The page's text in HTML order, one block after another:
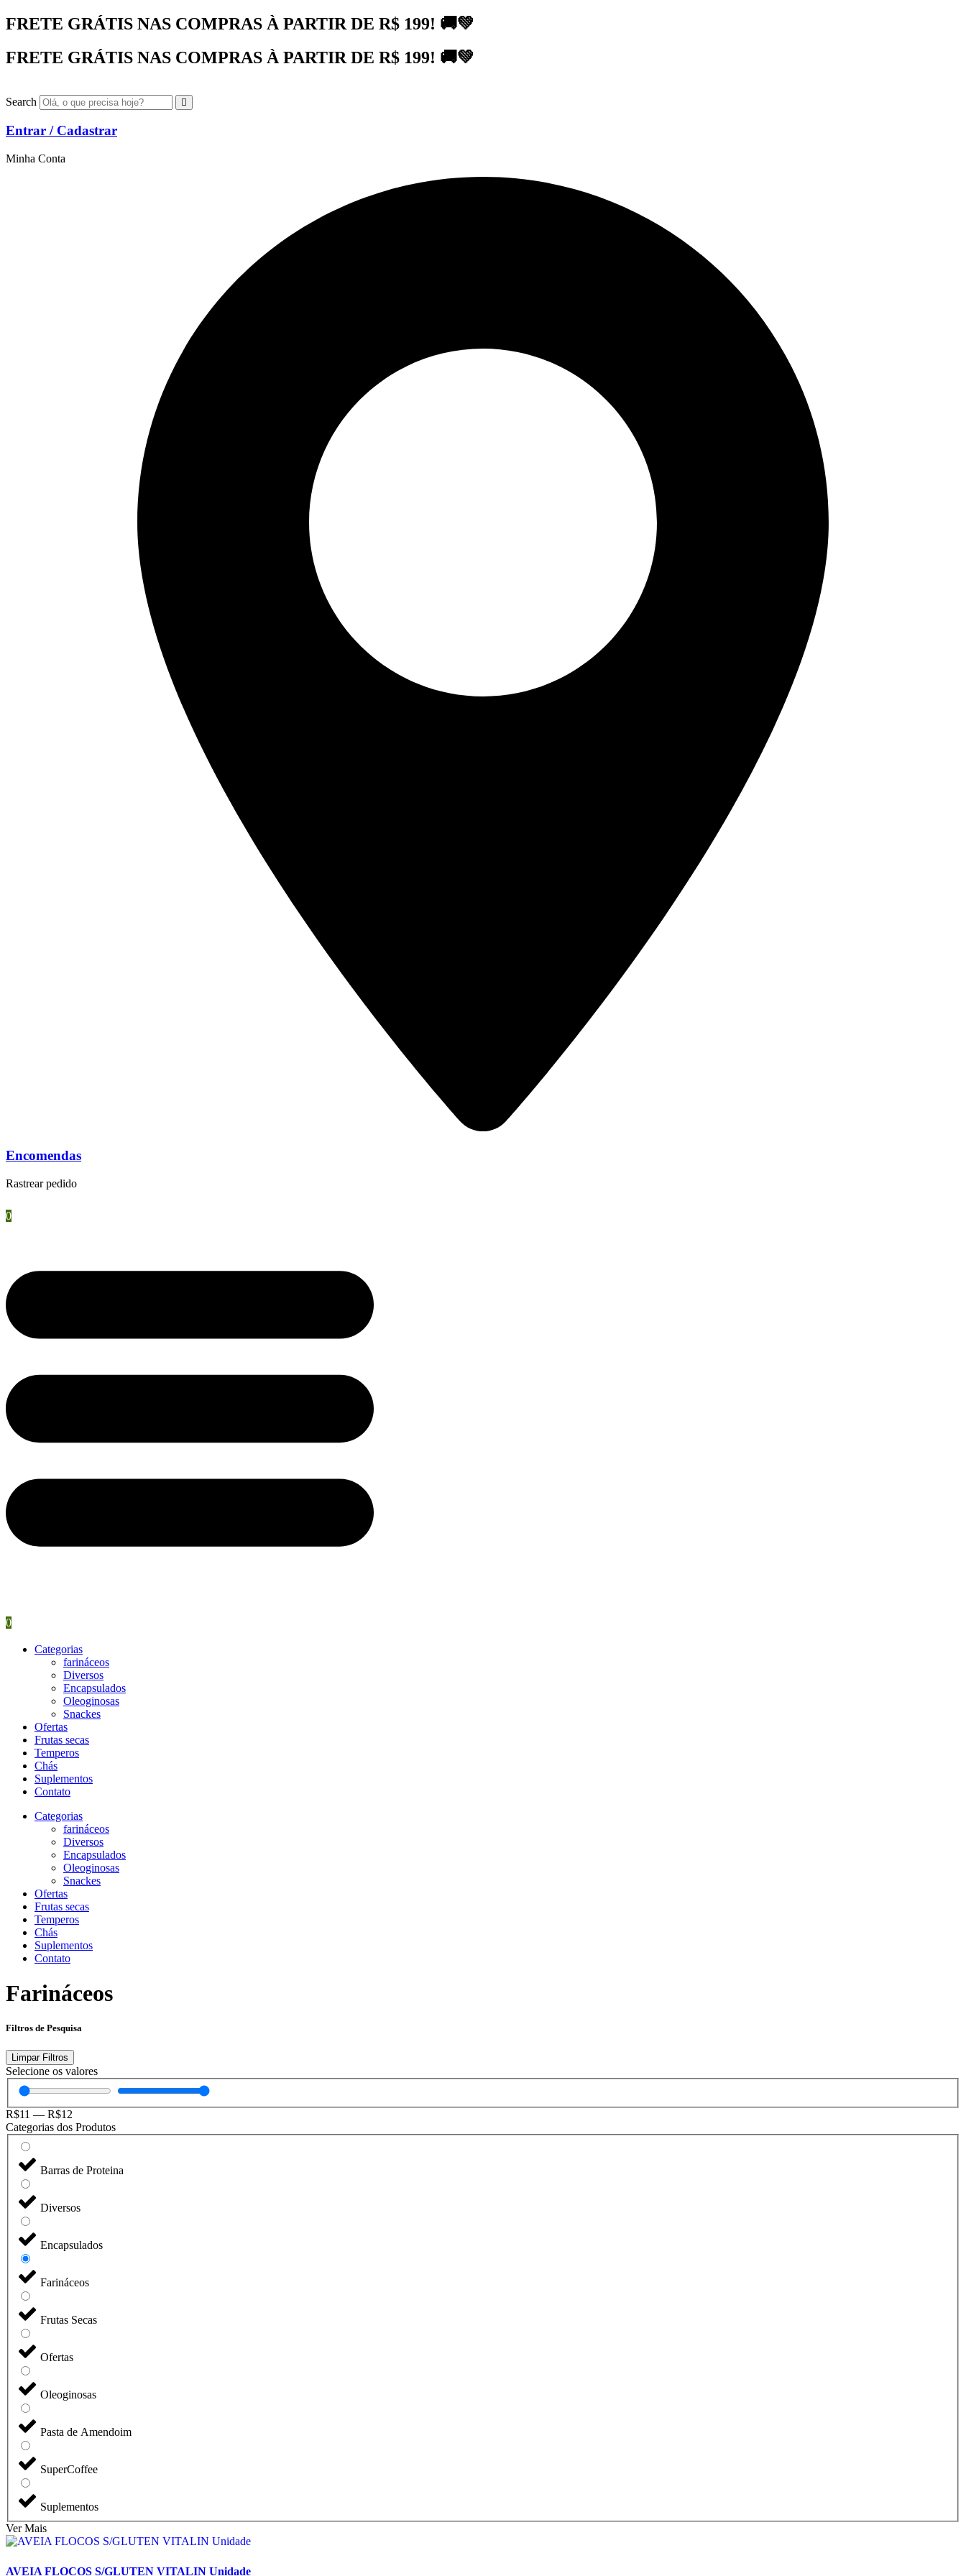
Ir
para
conteúdo
FRETE GRÁTIS NAS COMPRAS À PARTIR DE R$ 199! 🚚💚
FRETE GRÁTIS NAS COMPRAS À PARTIR DE R$ 199! 🚚💚
Search
Entrar / Cadastrar
Minha Conta
Encomendas
Rastrear pedido
0
0
Categorias
farináceos
Diversos
Encapsulados
Oleoginosas
Snackes
Ofertas
Frutas secas
Temperos
Chás
Suplementos
Contato
Categorias
farináceos
Diversos
Encapsulados
Oleoginosas
Snackes
Ofertas
Frutas secas
Temperos
Chás
Suplementos
Contato
Farináceos
Filtros de Pesquisa
Limpar Filtros
Selecione os valores
R$11 — R$12
Categorias dos Produtos
Barras de Proteina
Diversos
Encapsulados
Farináceos
Frutas Secas
Ofertas
Oleoginosas
Pasta de Amendoim
SuperCoffee
Suplementos
Ver Mais
AVEIA FLOCOS S/GLUTEN VITALIN Unidade